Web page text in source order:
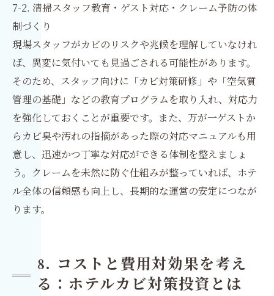
7-2. 清掃スタッフ教育・ゲスト対応・クレーム予防の体
制づくり
現場スタッフがカビのリスクや兆候を理解していなけれ
ば、異変に気付いても見過ごされる可能性があります。
そのため、スタッフ向けに「カビ対策研修」や「空気質
管理の基礎」などの教育プログラムを取り入れ、対応力
を強化しておくことが重要です。また、万が一ゲストか
らカビ臭や汚れの指摘があった際の対応マニュアルも用
意し、迅速かつ丁寧な対応ができる体制を整えましょ
う。クレームを未然に防ぐ仕組みが整っていれば、ホテ
ル全体の信頼感も向上し、長期的な運営の安定につなが
ります。
8. コストと費用対効果を考え
る：ホテルカビ対策投資とは